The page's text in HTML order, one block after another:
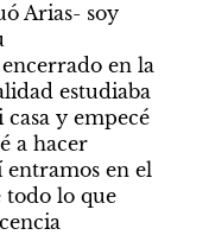
Arias- soy
en la
estudiaba
y empecé
a hacer
entramos en el
lo que